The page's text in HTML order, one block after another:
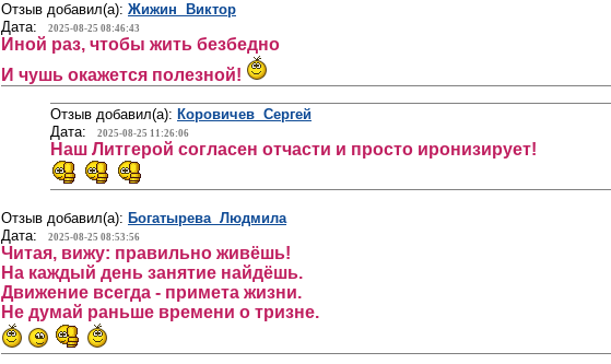
Отзыв добавил(а): Жижин Виктор
Дата:
2025-08-25 08:46:43
Иной раз, чтобы жить безбедно
И чушь окажется полезной!
Отзыв добавил(а): Коровичев Сергей
Дата:
2025-08-25 11:26:06
Наш Литгерой согласен отчасти и просто иронизирует!
Отзыв добавил(а): Богатырева Людмила
Дата:
2025-08-25 08:53:56
Читая, вижу: правильно живёшь!
На каждый день занятие найдёшь.
Движение всегда - примета жизни.
Не думай раньше времени о тризне.